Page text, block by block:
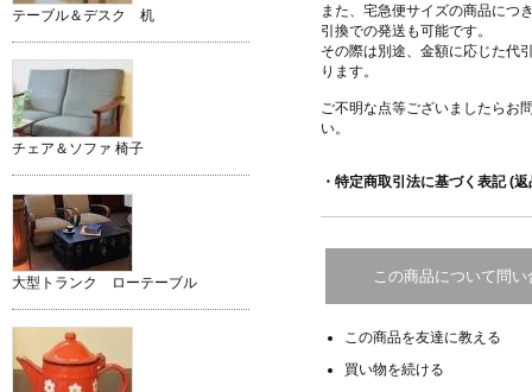
また、宅急便サイズの商品につ
引換での発送も可能です。
その際は別途、金額に応じた代
ります。
ご不明な点等ございましたらお
い。
・特定商取引法に基づく表記 (
この商品について問
この商品を友達に教える
買い物を続ける
テーブル＆デスク 机
チェア＆ソファ 椅子
大型トランク ローテーブル